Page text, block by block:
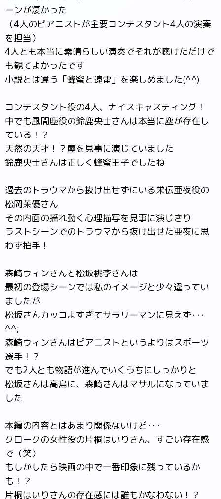
ーンが凄かった
（4人のピアニストが主要コンテスタント4人の演奏
を担当）
4人とも本当に素晴らしい演奏でそれが聴けただけで
も観てよかったです
小説とは違う「蜂蜜と遠雷」を楽しめました(^^)
コンテスタント役の4人、ナイスキャスティング！
中でも風間塵役の鈴鹿央士さんは本当に塵が存在し
ている！？
天然の天才！？塵を見事に演じていました
鈴鹿央士さんは正しく蜂蜜王子でしたね
過去のトラウマから抜け出せずにいる栄伝亜夜役の
松岡茉優さん
その内面の揺れ動く心理描写を見事に演じきり
ラストシーンでのトラウマから抜け出せた亜夜に思
わず拍手！
森崎ウィンさんと松坂桃李さんは
最初の登場シーンでは私のイメージと少々違ってい
ましたが
松坂さんカッコよすぎてサラリーマンに見えず･･･
^^;
森崎ウィンさんはピアニストというよりはスポーツ
選手！？
でも2人とも物語が進んでいくうちにしっかりと
松坂さんは高島に、森崎さんはマサルになっていま
した
本編の内容とはあまり関係ないけど･･･
クロークの女性役の片桐はいりさん、すごい存在感
で（笑）
もしかしたら映画の中で一番印象に残っているか
も！？
片桐はいりさんの存在感には誰もかなわない！？